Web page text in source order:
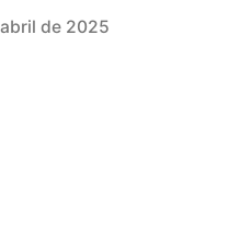
de 2025